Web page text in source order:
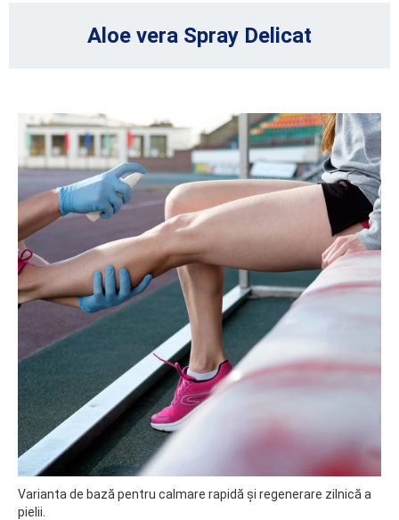
Aloe vera Spray Delicat
Varianta de bază pentru calmare rapidă și regenerare zilnică a
pielii.